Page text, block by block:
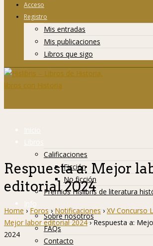
Acceso
Registro
Mis entradas
Mis publicaciones
Libros que sigo
Inicio
Libros
Calificaciones
Ficción
No ficción
Premios Hislibris de literatura
Info
Sobre nosotros
FAQs
Contacto
Respuesta a: Mejor
editorial 2024
Home › Foros › Notificaciones › XV Concurso
Mejor labor editorial 2024 › Respuesta a:
2024